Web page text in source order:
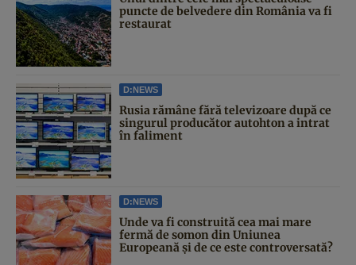
puncte de belvedere din România va fi
restaurat
D:NEWS
Rusia rămâne fără televizoare după ce
singurul producător autohton a intrat
în faliment
D:NEWS
Unde va fi construită cea mai mare
fermă de somon din Uniunea
Europeană și de ce este controversată?